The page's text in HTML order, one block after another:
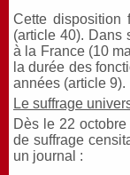
Cette disposition
(article 40). Dans
à la France (10
la durée des
années (article 9).
Le suffrage
Dès le 22
de suffrage
un journal :